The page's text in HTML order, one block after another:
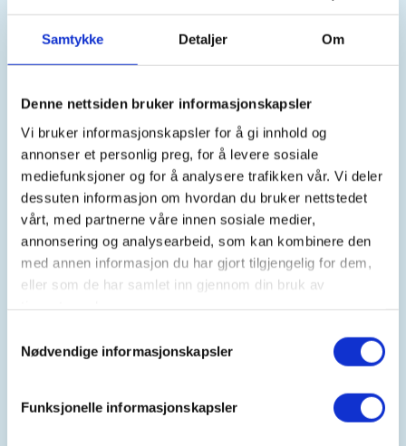
Samtykke Detaljer Om
Denne nettsiden bruker informasjonskapsler
Vi bruker informasjonskapsler for å gi innhold og
annonser et personlig preg, for å levere sosiale
mediefunksjoner og for å analysere trafikken vår. Vi deler
dessuten informasjon om hvordan du bruker nettstedet
vårt, med partnerne våre innen sosiale medier,
annonsering og analysearbeid, som kan kombinere den
med annen informasjon du har gjort tilgjengelig for dem,
eller som de har samlet inn gjennom din bruk av
Nødvendige informasjonskapsler
Funksjonelle informasjonskapsler
Tid
06. Aug 2026
Kl. 10.00 - 11.00
Arrangør
Trondhjems Turistforening
Olaug Klemetsaune Haug og Bjørn Otto
Haug
farris123@gmail.com